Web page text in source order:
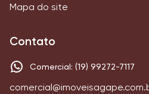
Mapa do site
Contato
Comercial: (19) 99272-7117